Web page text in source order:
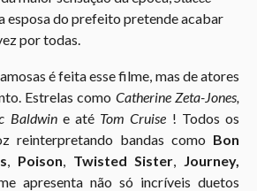
esposa do prefeito pretende acabar
por todas.
é feita esse filme, mas de atores
Estrelas como Catherine Zeta-Jones,
Baldwine até Tom Cruise ! Todos os
reinterpretando bandas como Bon
Poison Twisted Sister Journey,
apresenta não só incríveis duetos